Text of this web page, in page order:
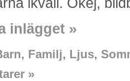
inlägget »
, Familj, Ljus,
»